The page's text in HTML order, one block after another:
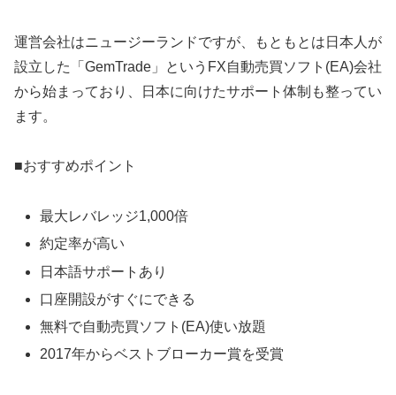
運営会社はニュージーランドですが、もともとは日本人が
設立した「GemTrade」というFX自動売買ソフト(EA)会社
から始まっており、日本に向けたサポート体制も整ってい
ます。
■おすすめポイント
最大レバレッジ1,000倍
約定率が高い
日本語サポートあり
口座開設がすぐにできる
無料で自動売買ソフト(EA)使い放題
2017年からベストブローカー賞を受賞